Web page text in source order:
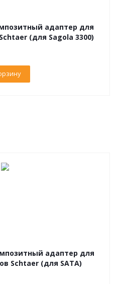
адаптер для
(для Sagola 3300)
адаптер для
Schtaer (для SATA)